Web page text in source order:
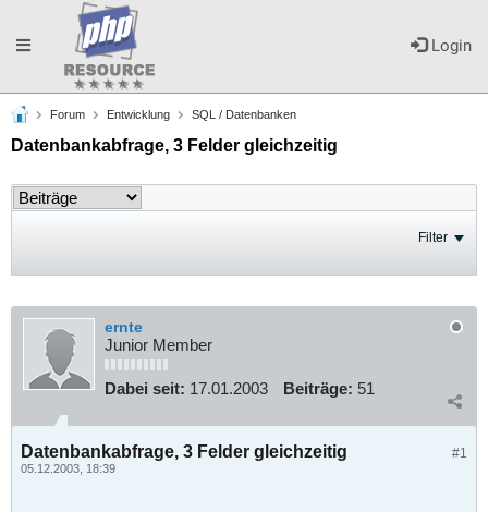
Login
Toggle
navigation
Forum Entwicklung SQL / Datenbanken
Datenbankabfrage, 3 Felder gleichzeitig
Filter
ernte
Junior Member
Dabei seit: 17.01.2003 Beiträge: 51
#1
Datenbankabfrage, 3 Felder gleichzeitig
05.12.2003, 18:39